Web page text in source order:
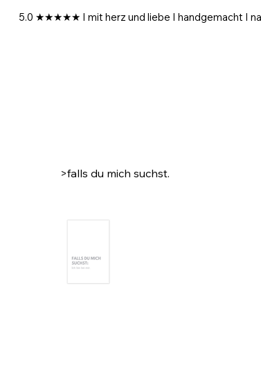
5.0 ★★★★★ I mit herz und liebe I handgemacht I
>falls du mich suchst.